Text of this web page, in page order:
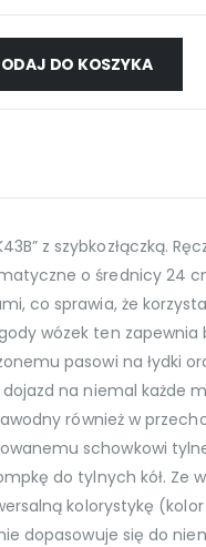
DO KOSZYKA
z szybkozłączką.
o średnicy 24
co sprawia, że
wózek ten
pasowi na łydki
na niemal każde
również w
schowkowi
do tylnych kół. Ze
kolorystykę
dopasowuje się do